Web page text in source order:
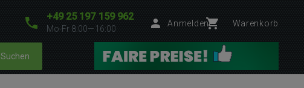
+49 25 197 159 962
Mo-Fr 8:00—16:00
Anmelden Warenkorb
Suchen